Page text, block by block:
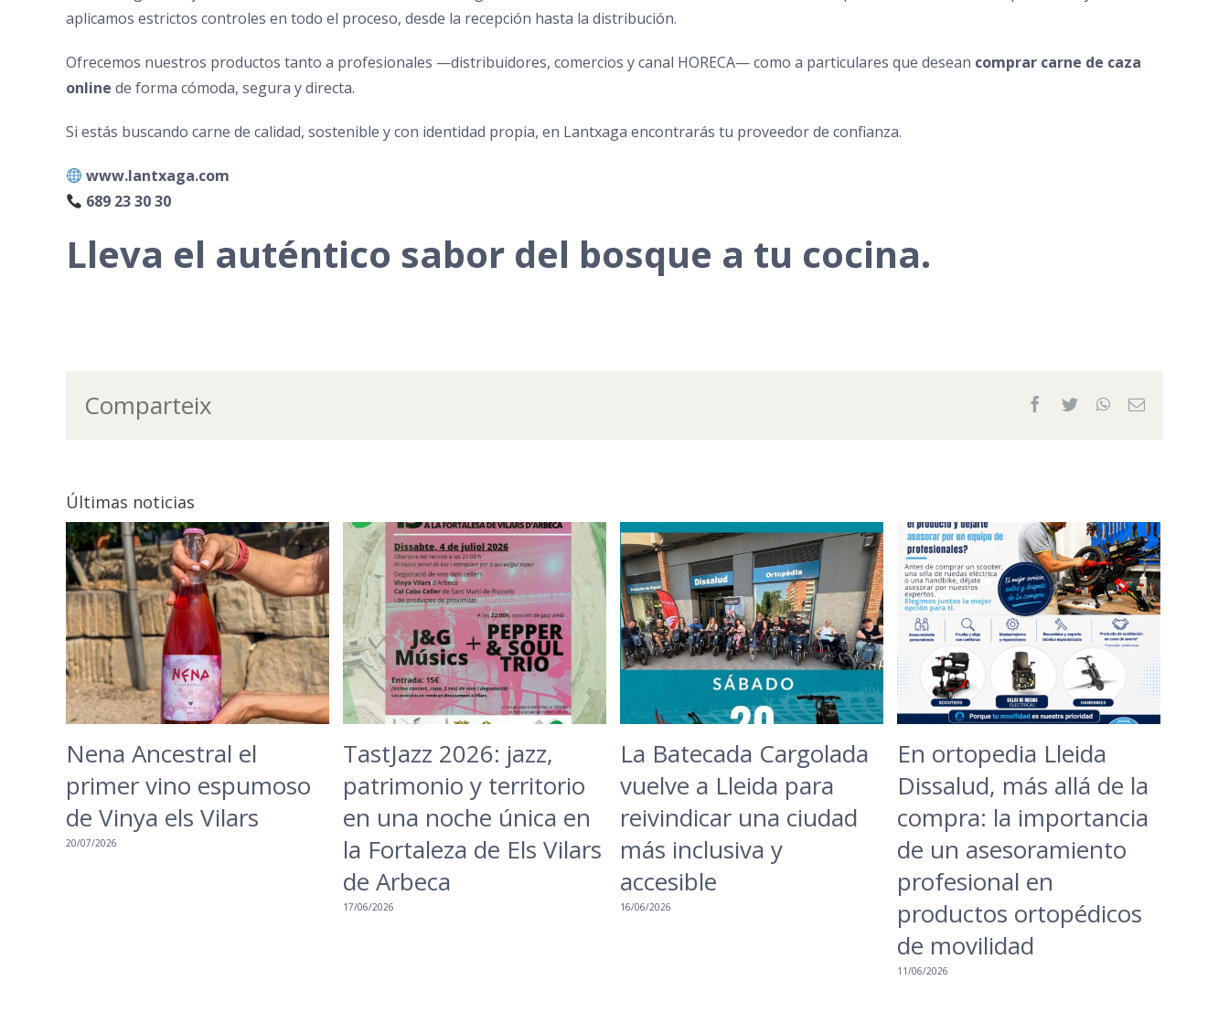
aplicamos estrictos controles en todo el proceso, desde la recepción hasta la distribución.
Ofrecemos nuestros productos tanto a profesionales —distribuidores, comercios y canal HORECA— como a particulares que desean comprar carne de caza
online de forma cómoda, segura y directa.
Si estás buscando carne de calidad, sostenible y con identidad propia, en Lantxaga encontrarás tu proveedor de confianza.
www.lantxaga.com
689 23 30 30
Lleva el auténtico sabor del bosque a tu cocina.
Comparteix Facebook
TwitterWhatsApp
Email
Últimas noticias
Nena Ancestral el
primer vino espumoso
de Vinya els Vilars
20/07/2026
TastJazz 2026: jazz,
patrimonio y territorio
en una noche única en
la Fortaleza de Els Vilars
de Arbeca
17/06/2026
La Batecada Cargolada
vuelve a Lleida para
reivindicar una ciudad
más inclusiva y
accesible
16/06/2026
En ortopedia Lleida
Dissalud, más allá de la
compra: la importancia
de un asesoramiento
profesional en
productos ortopédicos
de movilidad
11/06/2026